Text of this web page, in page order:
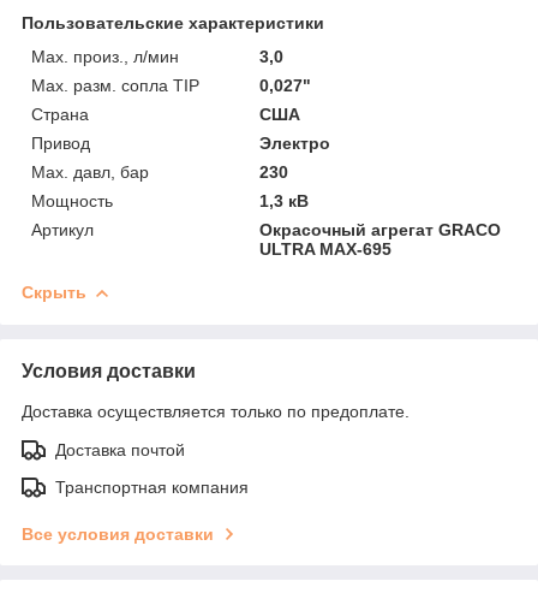
Пользовательские характеристики
Max. произ., л/мин
3,0
Max. разм. сопла TIP
0,027"
Страна
США
Привод
Электро
Max. давл, бар
230
Мощность
1,3 кВ
Артикул
Окрасочный агрегат GRACO
ULTRA MAX-695
Скрыть
Условия доставки
Доставка осуществляется только по предоплате.
Доставка почтой
Транспортная компания
Все условия доставки